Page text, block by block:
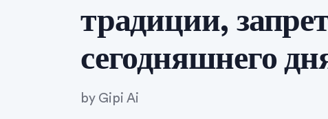
традиции,
сегодняшнего
by Gipi Ai